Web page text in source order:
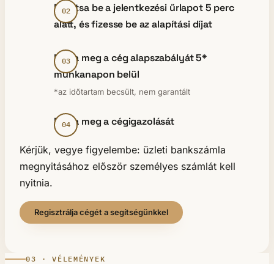
Nyújtsa be a jelentkezési űrlapot 5 perc
alatt, és fizesse be az alapítási díjat
Kapja meg a cég alapszabályát 5*
munkanapon belül
*az időtartam becsült, nem garantált
Kapja meg a cégigazolását
Kérjük, vegye figyelembe: üzleti bankszámla
megnyitásához először személyes számlát kell
nyitnia.
Regisztrálja cégét a segítségünkkel
03 · VÉLEMÉNYEK